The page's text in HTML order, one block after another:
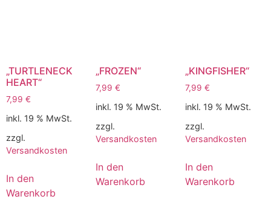
„TURTLENECK
HEART“
7,99 €
inkl. 19 % MwSt.
zzgl.
Versandkosten
In den
Warenkorb
„FROZEN“
7,99 €
inkl. 19 % MwSt.
zzgl.
Versandkosten
In den
Warenkorb
„KINGFISHER“
7,99 €
inkl. 19 % MwSt.
zzgl.
Versandkosten
In den
Warenkorb